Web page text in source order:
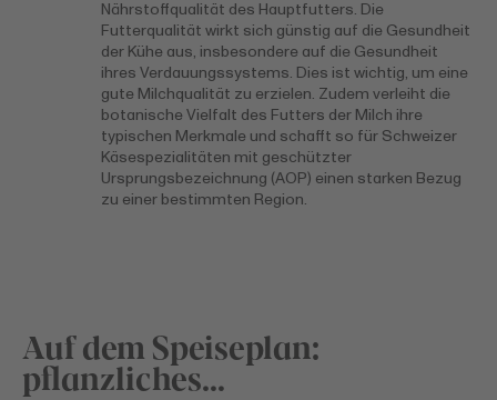
Nährstoffqualität des Hauptfutters. Die
Futterqualität wirkt sich günstig auf die Gesundheit
der Kühe aus, insbesondere auf die Gesundheit
ihres Verdauungssystems. Dies ist wichtig, um eine
gute Milchqualität zu erzielen. Zudem verleiht die
botanische Vielfalt des Futters der Milch ihre
typischen Merkmale und schafft so für Schweizer
Käsespezialitäten mit geschützter
Ursprungsbezeichnung (AOP) einen starken Bezug
zu einer bestimmten Region.
Auf dem Speiseplan:
pflanzliches…